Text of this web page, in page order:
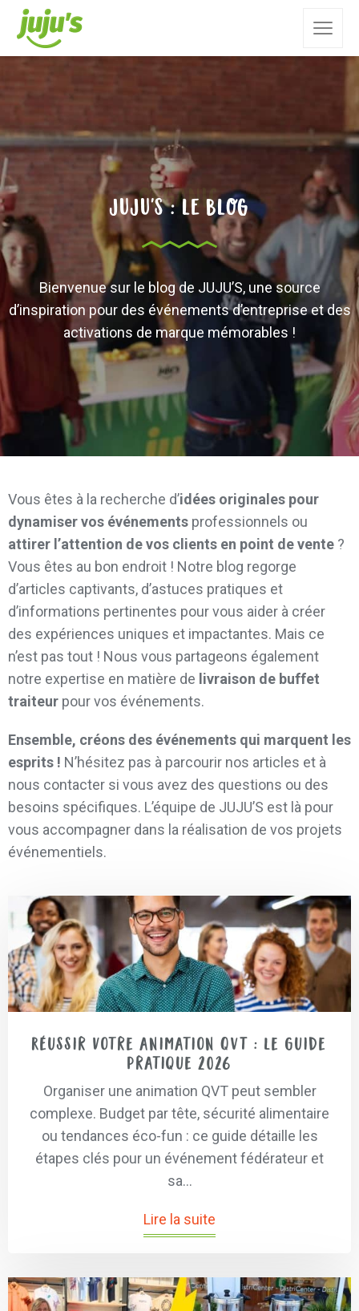
JUJU'S : LE BLOG
Bienvenue sur le blog de JUJU’S, une source
d’inspiration pour des événements d’entreprise et des
activations de marque mémorables !
Vous êtes à la recherche d’idées originales pour
dynamiser vos événements professionnels ou
attirer l’attention de vos clients en point de vente ?
Vous êtes au bon endroit ! Notre blog regorge
d’articles captivants, d’astuces pratiques et
d’informations pertinentes pour vous aider à créer
des expériences uniques et impactantes. Mais ce
n’est pas tout ! Nous vous partageons également
notre expertise en matière de livraison de buffet
traiteur pour vos événements.
Ensemble, créons des événements qui marquent les
esprits ! N’hésitez pas à parcourir nos articles et à
nous contacter si vous avez des questions ou des
besoins spécifiques. L’équipe de JUJU’S est là pour
vous accompagner dans la réalisation de vos projets
événementiels.
Réussir votre animation QVT : le guide
pratique 2026
Organiser une animation QVT peut sembler
complexe. Budget par tête, sécurité alimentaire
ou tendances éco-fun : ce guide détaille les
étapes clés pour un événement fédérateur et
sa...
Lire la suite